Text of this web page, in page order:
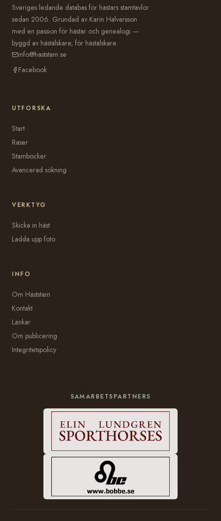
Sveriges ledande databas för hästars stamtavlor
sedan 2006. Grundad av Karin Halvarsson
med en passion för hästar och genealogi —
byggd av hästälskare, för hästälskare.
info@haststam.se
Facebook
UTFORSKA
Start
Raser
Stamböcker
Avancerad sökning
VERKTYG
Skicka in häst
Ladda upp foto
INFO
Om Häststam
Kontakt
Länkar
Om publicering
Integritetspolicy
SAMARBETSPARTNERS